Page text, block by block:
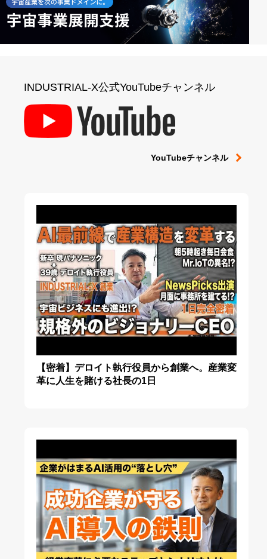
INDUSTRIAL-X公式YouTubeチャンネル
YouTubeチャンネル
【密着】デロイト執行役員から創業へ。産業変
革に人生を賭ける社長の1日